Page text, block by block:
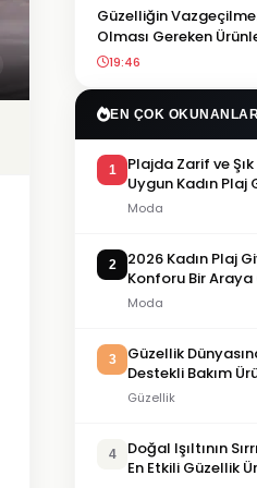
Güzelliğin
Olması Gereken
19:46
EN ÇOK
1
Plajda Zarif ve
Uygun Kadın Plaj
Moda
2
2026 Kadın Plaj
Konforu Bir
Moda
3
Güzellik
Destekli Bakım
Güzellik
4
Doğal Işıltının
En Etkili Güzellik